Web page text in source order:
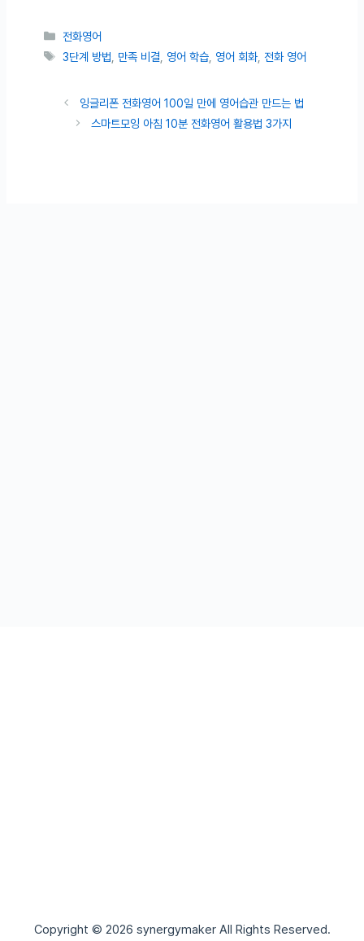
카테고리
전화영어
태그
3단계 방법 만족 비결 영어 학습 영어 회화 ,전화 영어
잉글리폰 전화영어 100일 만에 영어습관 만드는 법
스마트모잉 아침 10분 전화영어 활용법 3가지
Copyright © 2026 synergymaker All Rights Reserved.